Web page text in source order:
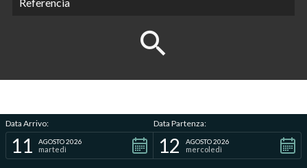
Data Arrivo:
11 AGOSTO 2026
martedì
Data Partenza:
12 AGOSTO 2026
mercoledì